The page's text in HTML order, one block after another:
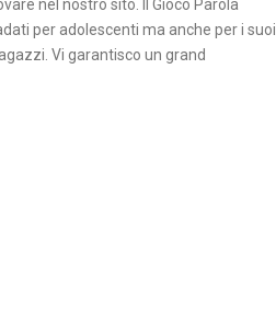
nel nostro sito. Il Gioco Parola
per adolescenti ma anche per i suoi
Vi garantisco un grand